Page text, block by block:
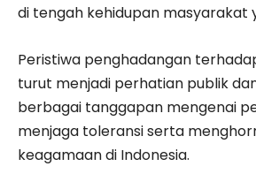
di tengah kehidupan masyarakat
Peristiwa penghadangan
turut menjadi perhatian publik
berbagai tanggapan mengenai
menjaga toleransi serta
keagamaan di Indonesia.